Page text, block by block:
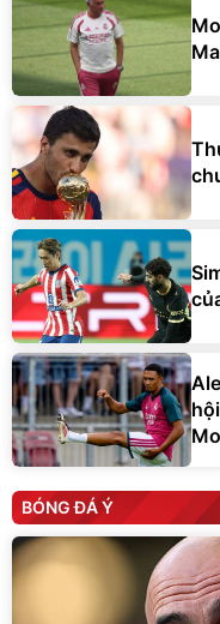
BÓNG ĐÁ Ý